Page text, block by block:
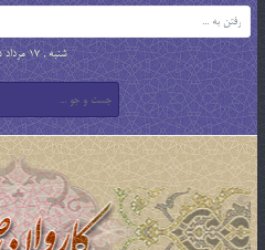
شنبه , 17 مرداد 1405